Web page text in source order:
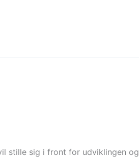
stille sig i front for udviklingen og